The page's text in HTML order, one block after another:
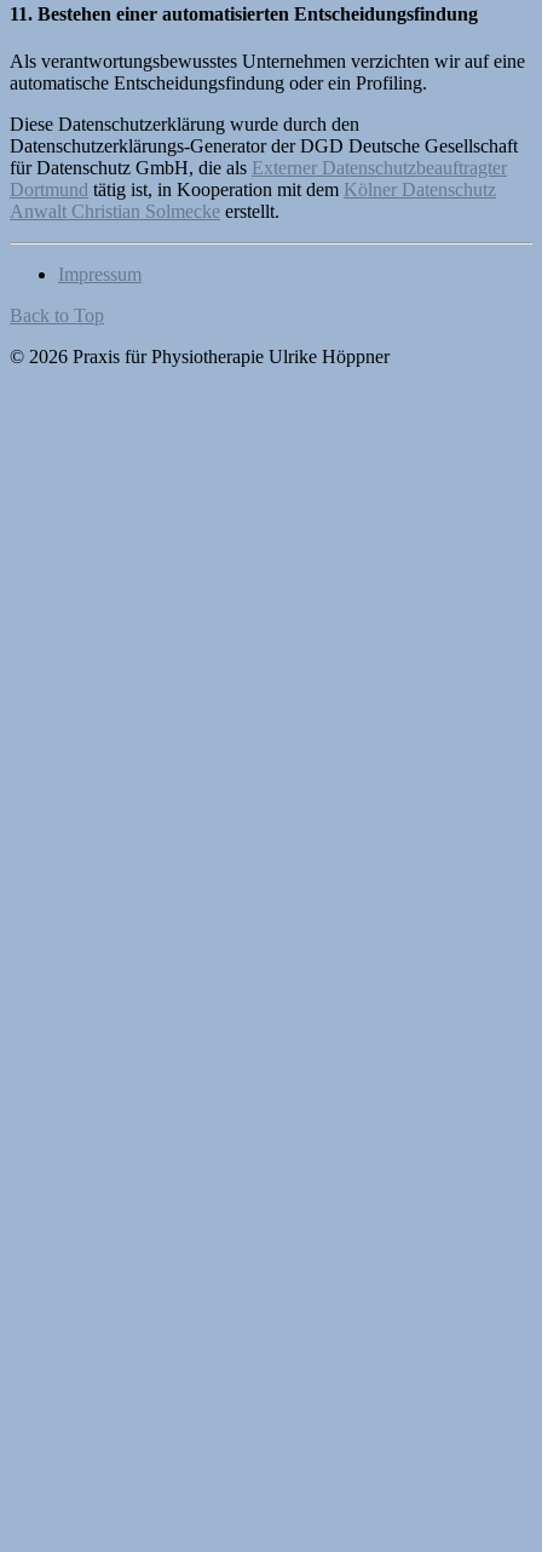
11. Bestehen einer automatisierten Entscheidungsfindung
Als verantwortungsbewusstes Unternehmen verzichten wir auf eine
automatische Entscheidungsfindung oder ein Profiling.
Diese Datenschutzerklärung wurde durch den
Datenschutzerklärungs-Generator der DGD Deutsche Gesellschaft
für Datenschutz GmbH, die als Externer Datenschutzbeauftragter
Dortmund tätig ist, in Kooperation mit dem Kölner Datenschutz
Anwalt Christian Solmecke erstellt.
Impressum
Back to Top
© 2026 Praxis für Physiotherapie Ulrike Höppner